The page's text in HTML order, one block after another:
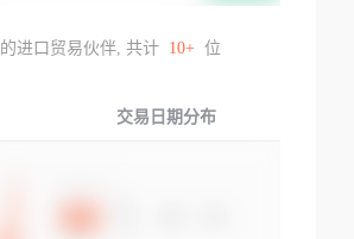
进口贸易伙伴, 共计 10+ 位
交易日期分布